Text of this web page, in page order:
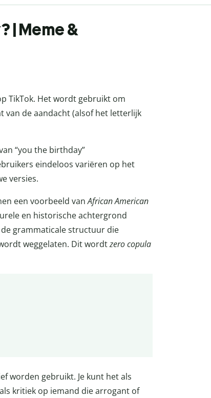
| Meme &
TikTok. Het wordt gebruikt om
van de aandacht (alsof het letterlijk
“you the birthday”
eindeloos variëren op het
versies.
een voorbeeld vanAfrican American
en historische achtergrond
grammaticale structuur die
weggelaten. Dit wordtzero copula
worden gebruikt. Je kunt het als
kritiek op iemand die arrogant of